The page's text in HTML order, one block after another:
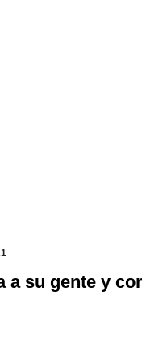
a su gente y